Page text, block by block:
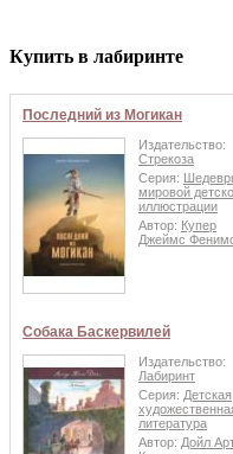
Купить в лабиринте
Последний из Могикан
Издательство:
Стрекоза
Серия:
мировой
иллюстрации
Автор: Купер
Джеймс
Собака Баскервилей
Издательство:
Лабиринт
Серия: Детская
литература
Автор: Дойл